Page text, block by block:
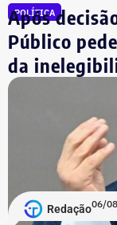
sobre marca,
POLÍTICA
Após
Público
da
Redação06/